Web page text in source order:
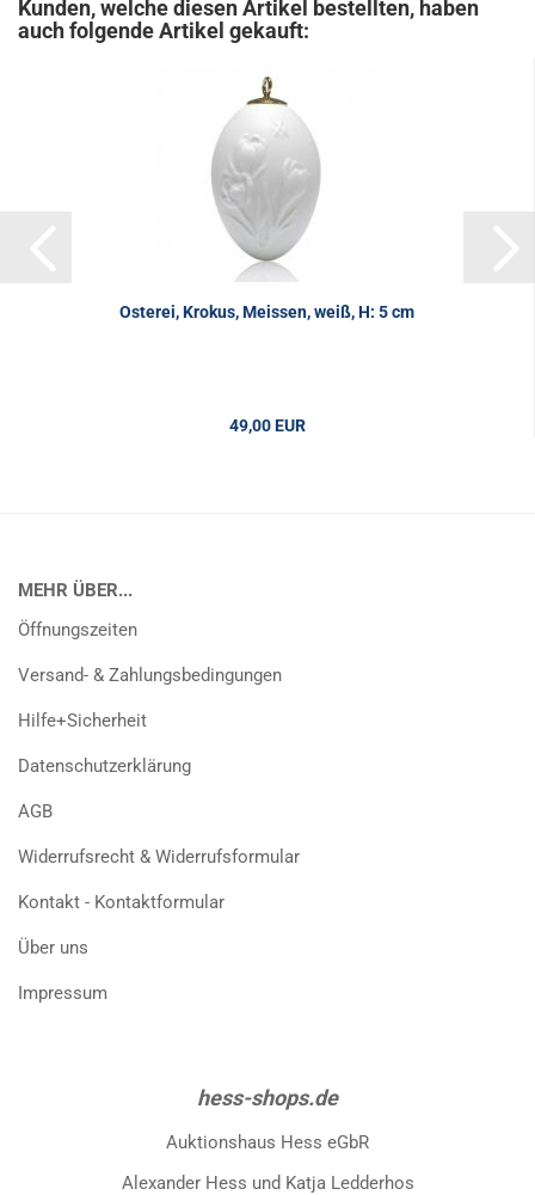
Kunden, welche diesen Artikel bestellten, haben
auch folgende Artikel gekauft:
Osterei, Krokus, Meissen, weiß, H: 5 cm
49,00 EUR
MEHR ÜBER...
Öffnungszeiten
Versand- & Zahlungsbedingungen
Hilfe+Sicherheit
Datenschutzerklärung
AGB
Widerrufsrecht & Widerrufsformular
Kontakt - Kontaktformular
Über uns
Impressum
hess-shops.de
Auktionshaus Hess eGbR
Alexander Hess und Katja Ledderhos